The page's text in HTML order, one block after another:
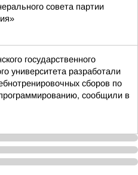
совета партии
государственного
университета разработали
сборов по
сообщили в